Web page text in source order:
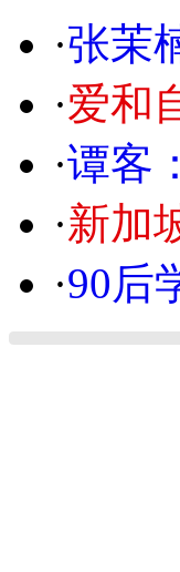
·张茉
·爱和
·谭客
·新加
·90后